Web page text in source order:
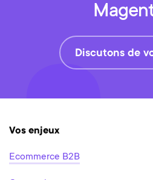
Discutons de
Vos enjeux
Ecommerce B2B